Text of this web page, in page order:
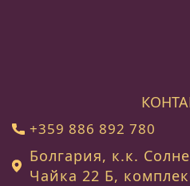
+359 886 892 780
Болгария, к.к.
Чайка 22 Б,